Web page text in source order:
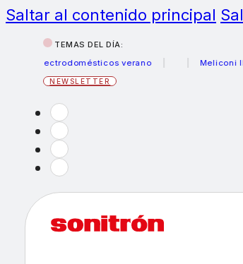
Saltar al contenido principal
TEMAS DEL DÍA:
electrodomésticos verano
Meliconi IFA
NEWSLETTER